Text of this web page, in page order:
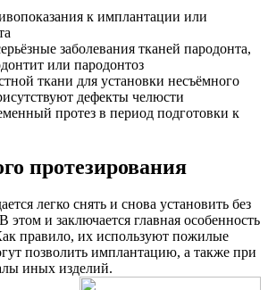
к имплантации или
заболевания тканей пародонта,
или пародонтоз
ткани для установки несъёмного
дефекты челюсти
протез в период подготовки к
протезирования
легко снять и снова установить без
и заключается главная особенность
правило, их используют пожилые
позволить имплантацию, а также при
иных изделий.